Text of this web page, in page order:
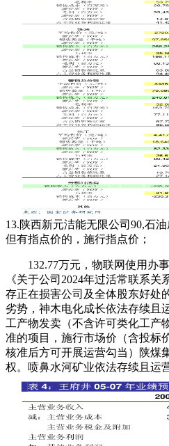
13.陕西新元洁能无限公司90,石
但有指点价的，施行指点价；
132.77万元，物联网使用办事
《关于公司2024年过活常联系
存正在损害公司及全体股东好处
劣势，神木电化成长依法存续且
工产物发卖（不含许可类化工产
准的项目，施行市场价（含投标
核准后方可开展运营勾当）陕煤
权。喷鼻水河矿业依法存续且运